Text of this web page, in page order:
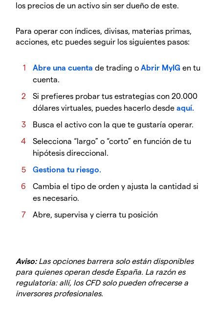
los precios de un activo sin ser dueño de este.
Para operar con índices, divisas, materias primas,
acciones, etc puedes seguir los siguientes pasos:
Abre una cuenta de trading o Abrir MyIG en tu
cuenta.
Si prefieres probar tus estrategias con 20.000
dólares virtuales, puedes hacerlo desde aquí.
Busca el activo con la que te gustaría operar.
Selecciona “largo” o “corto” en función de tu
hipótesis direccional.
Gestiona tu riesgo.
Cambia el tipo de orden y ajusta la cantidad si
es necesario.
Abre, supervisa y cierra tu posición
Aviso:Las opciones barrera solo están disponibles
para quienes operan desde España. La razón es
regulatoria: allí, los CFD solo pueden ofrecerse a
inversores profesionales.